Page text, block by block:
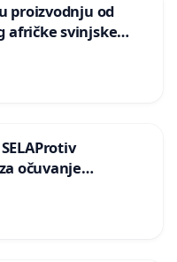
proizvodnju od
afričke svinjske
očuvanje
odraslih stabala pri
plana